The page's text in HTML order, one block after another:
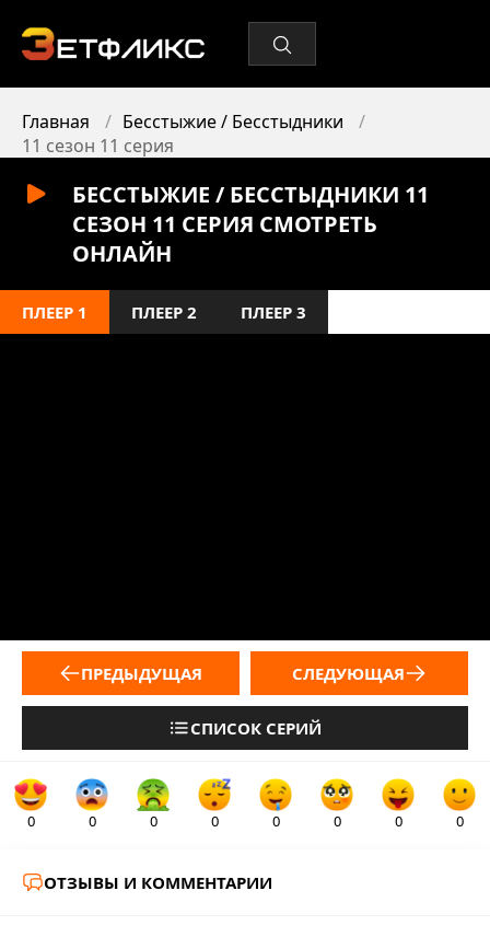
Главная
Бесстыжие / Бесстыдники
11 сезон 11 серия
БЕССТЫЖИЕ / БЕССТЫДНИКИ 11
СЕЗОН 11 СЕРИЯ СМОТРЕТЬ
ОНЛАЙН
ПЛЕЕР 1 ПЛЕЕР 2 ПЛЕЕР 3
ПРЕДЫДУЩАЯ
СПИСОК СЕРИЙ
СЛЕДУЮЩАЯ
0 0 0 0 0 0 0 0
ОТЗЫВЫ И КОММЕНТАРИИ